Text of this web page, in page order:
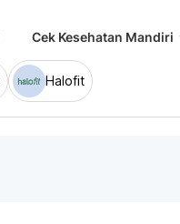
Cek Kesehatan Mandiri
Halofit